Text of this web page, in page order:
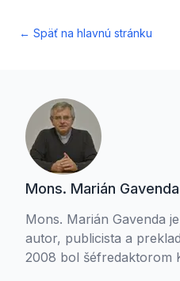
← Späť na hlavnú stránku
Mons. Marián Gavenda
Mons. Marián Gavenda
autor, publicista a
2008 bol šéfredaktorom